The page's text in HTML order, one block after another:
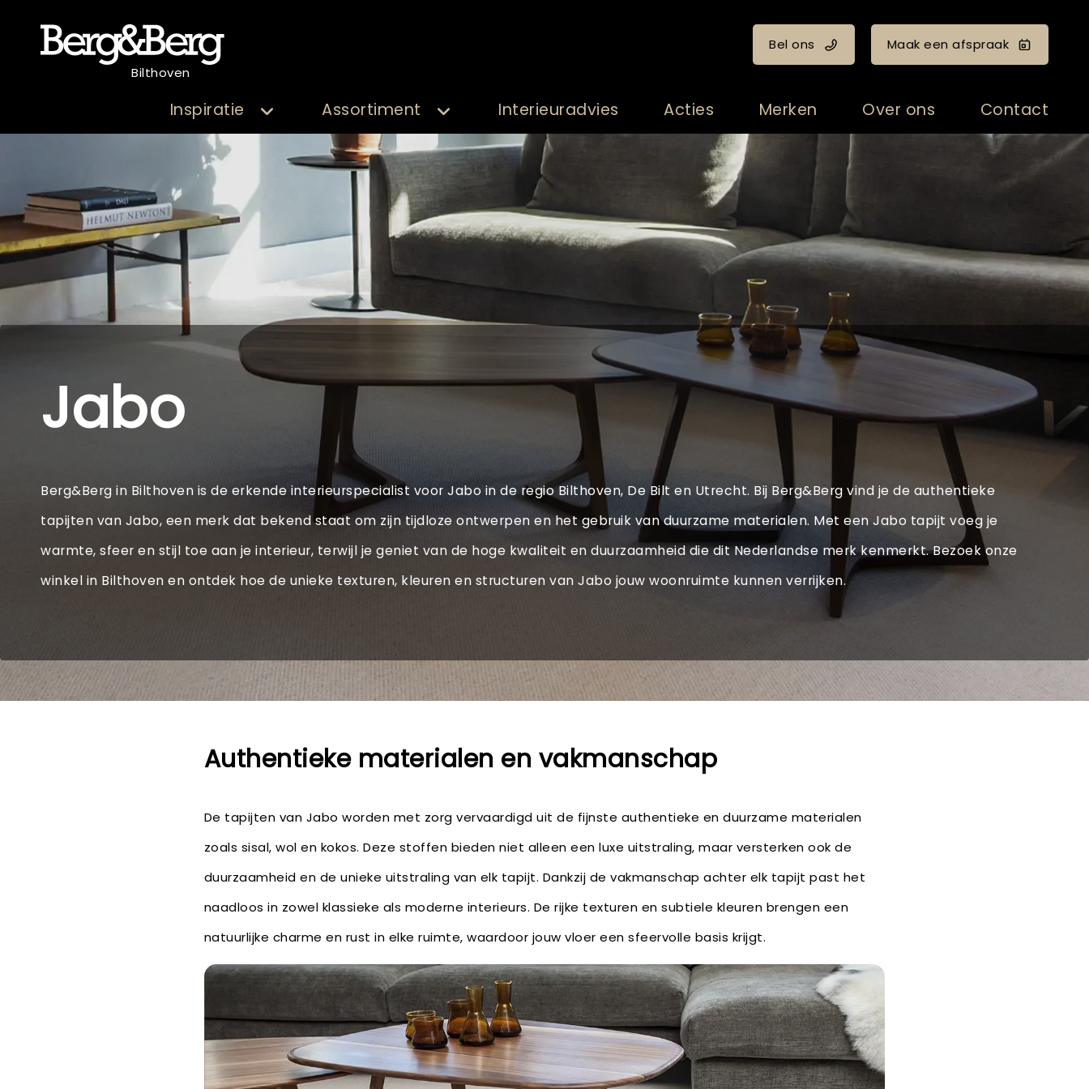
Bilthoven
Bel ons Maak een afspraak
Inspiratie Assortiment Interieuradvies Acties Merken Over ons Contact
Jabo
Berg&Berg in Bilthoven is de erkende interieurspecialist voor Jabo in de regio Bilthoven, De Bilt en Utrecht. Bij Berg&Berg vind je de authentieke
tapijten van Jabo, een merk dat bekend staat om zijn tijdloze ontwerpen en het gebruik van duurzame materialen. Met een Jabo tapijt voeg je
warmte, sfeer en stijl toe aan je interieur, terwijl je geniet van de hoge kwaliteit en duurzaamheid die dit Nederlandse merk kenmerkt. Bezoek onze
winkel in Bilthoven en ontdek hoe de unieke texturen, kleuren en structuren van Jabo jouw woonruimte kunnen verrijken.
Authentieke materialen en vakmanschap
De tapijten van Jabo worden met zorg vervaardigd uit de fijnste authentieke en duurzame materialen
zoals sisal, wol en kokos. Deze stoffen bieden niet alleen een luxe uitstraling, maar versterken ook de
duurzaamheid en de unieke uitstraling van elk tapijt. Dankzij de vakmanschap achter elk tapijt past het
naadloos in zowel klassieke als moderne interieurs. De rijke texturen en subtiele kleuren brengen een
natuurlijke charme en rust in elke ruimte, waardoor jouw vloer een sfeervolle basis krijgt.